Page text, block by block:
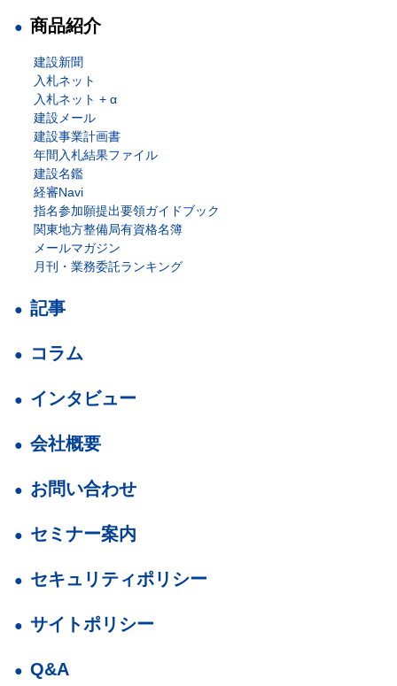
商品紹介
建設新聞
入札ネット
入札ネット + α
建設メール
建設事業計画書
年間入札結果ファイル
建設名鑑
経審Navi
指名参加願提出要領ガイドブック
関東地方整備局有資格名簿
メールマガジン
月刊・業務委託ランキング
記事
コラム
インタビュー
会社概要
お問い合わせ
セミナー案内
セキュリティポリシー
サイトポリシー
Q&A